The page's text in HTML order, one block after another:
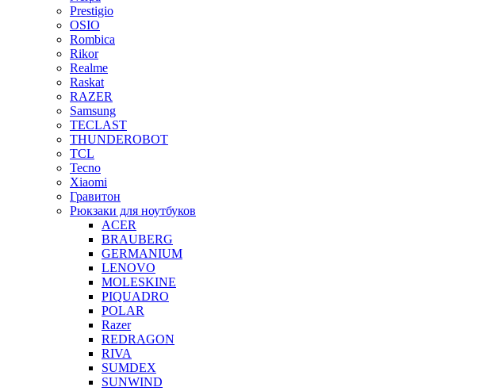
Prestigio
OSIO
Rombica
Rikor
Realme
Raskat
RAZER
Samsung
TECLAST
THUNDEROBOT
TCL
Tecno
Xiaomi
Гравитон
Рюкзаки для ноутбуков
ACER
BRAUBERG
GERMANIUM
LENOVO
MOLESKINE
PIQUADRO
POLAR
Razer
REDRAGON
RIVA
SUMDEX
SUNWIND